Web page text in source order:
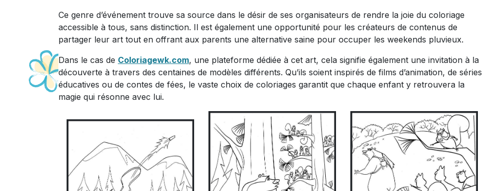
Ce genre d’événement trouve sa source dans le désir de ses organisateurs de rendre la joie du coloriage
accessible à tous, sans distinction. Il est également une opportunité pour les créateurs de contenus de
partager leur art tout en offrant aux parents une alternative saine pour occuper les weekends pluvieux.
Dans le cas de Coloriagewk.com, une plateforme dédiée à cet art, cela signifie également une invitation à la
découverte à travers des centaines de modèles différents. Qu’ils soient inspirés de films d’animation, de séries
éducatives ou de contes de fées, le vaste choix de coloriages garantit que chaque enfant y retrouvera la
magie qui résonne avec lui.